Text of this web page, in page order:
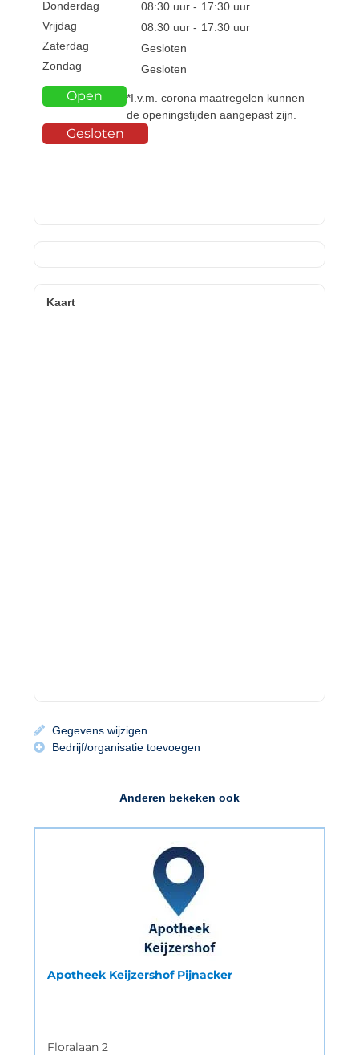
Donderdag
Vrijdag
Zaterdag
Zondag
08:30 uur - 17:30 uur
08:30 uur - 17:30 uur
Gesloten
Gesloten
Open
*I.v.m. corona maatregelen kunnen
de openingstijden aangepast zijn.
Gesloten
Kaart
Gegevens wijzigen
Bedrijf/organisatie toevoegen
Anderen bekeken ook
Apotheek Keijzershof Pijnacker
Floralaan 2